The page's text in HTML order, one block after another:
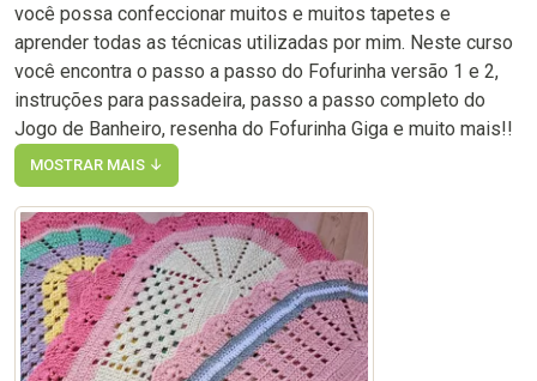
você possa confeccionar muitos e muitos tapetes e
aprender todas as técnicas utilizadas por mim. Neste curso
você encontra o passo a passo do Fofurinha versão 1 e 2,
instruções para passadeira, passo a passo completo do
Jogo de Banheiro, resenha do Fofurinha Giga e muito mais!!
MOSTRAR MAIS ↓